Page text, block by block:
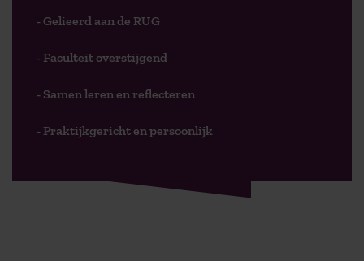
- Gelieerd aan de RUG
- Faculteit overstijgend
- Samen leren en reflecteren
- Praktijkgericht en persoonlijk